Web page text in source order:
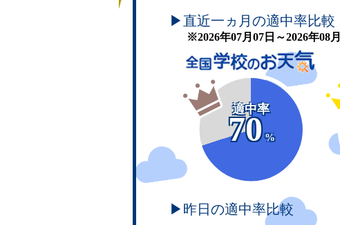
▶直近一ヵ月の適中率比較
※2026年07月07日～2026年08
適中率
70
%
▶昨日の適中率比較